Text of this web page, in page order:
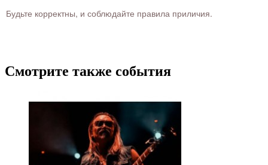
Будьте корректны, и соблюдайте правила приличия.
Смотрите также события